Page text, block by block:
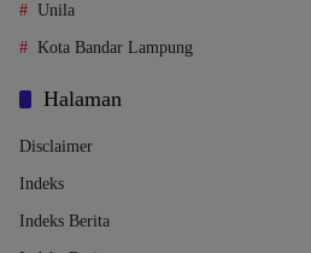
Unila
Kota Bandar Lampung
Halaman
Disclaimer
Indeks
Indeks Berita